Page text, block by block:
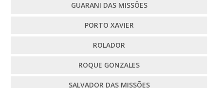
GUARANI DAS MISSÕES
PORTO XAVIER
ROLADOR
ROQUE GONZALES
SALVADOR DAS MISSÕES